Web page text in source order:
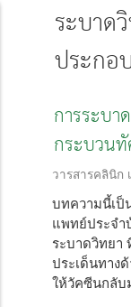
ระบาด
ประกอ
การระบา
กระบวน
วารสารคลินิก
บทความนี้เป็
แพทย์ประจำ
ระบาดวิทยา
ประเด็นทาง
ให้วัคซีนกลับ